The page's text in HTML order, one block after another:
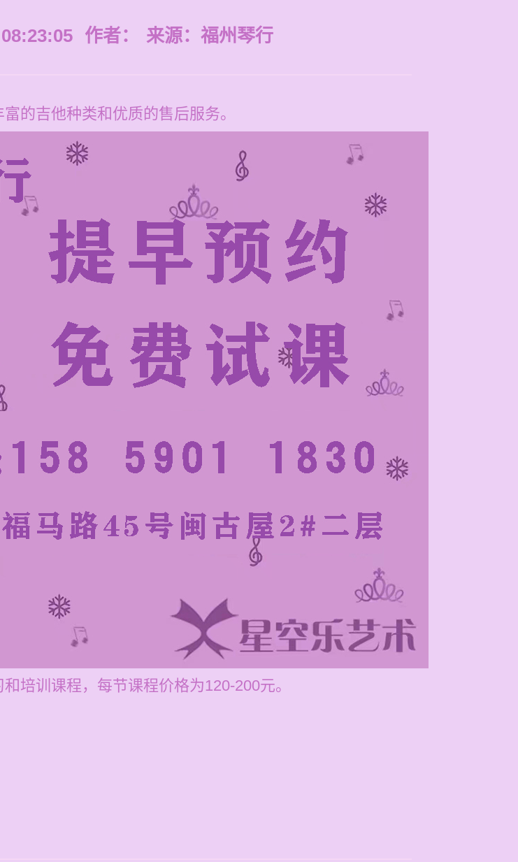
作者： 来源： 福州琴行
的吉他种类和优质的售后服务。
培训课程，每节课程价格为120-200元。